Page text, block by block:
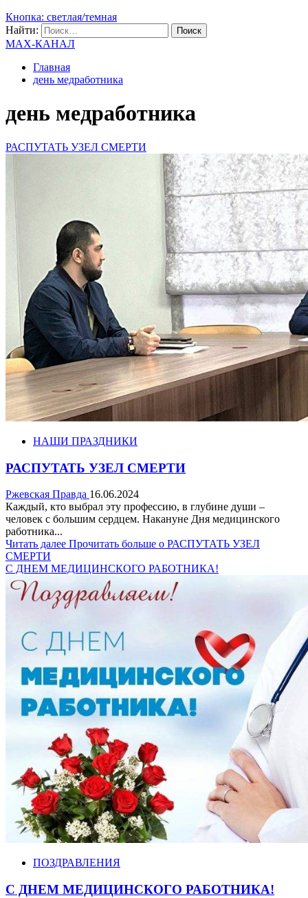
Кнопка: светлая/темная
Найти:
MAX-КАНАЛ
Главная
день медработника
день медработника
РАСПУТАТЬ УЗЕЛ СМЕРТИ
НАШИ ПРАЗДНИКИ
РАСПУТАТЬ УЗЕЛ СМЕРТИ
Ржевская Правда 16.06.2024
Каждый, кто выбрал эту профессию, в глубине души –
человек с большим сердцем. Накануне Дня медицинского
работника...
Читать далее Прочитать больше о РАСПУТАТЬ УЗЕЛ
СМЕРТИ
С ДНЕМ МЕДИЦИНСКОГО РАБОТНИКА!
ПОЗДРАВЛЕНИЯ
С ДНЕМ МЕДИЦИНСКОГО РАБОТНИКА!